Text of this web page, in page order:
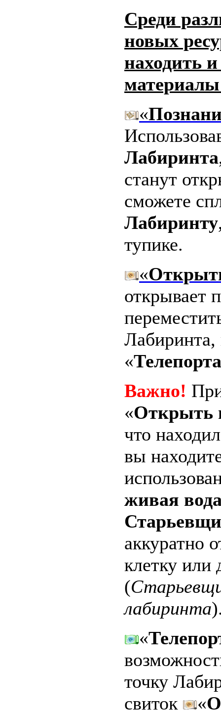
Среди
новых
находить
«
Лабиринта
станут
сможете
Лабиринту
тупике.
«
открывает
Лабиринта,
«Телепорта
Важно!
«Открыть
что
вы
живая
аккуратно
клетку или
(
лабиринта
«
точку
свиток
«